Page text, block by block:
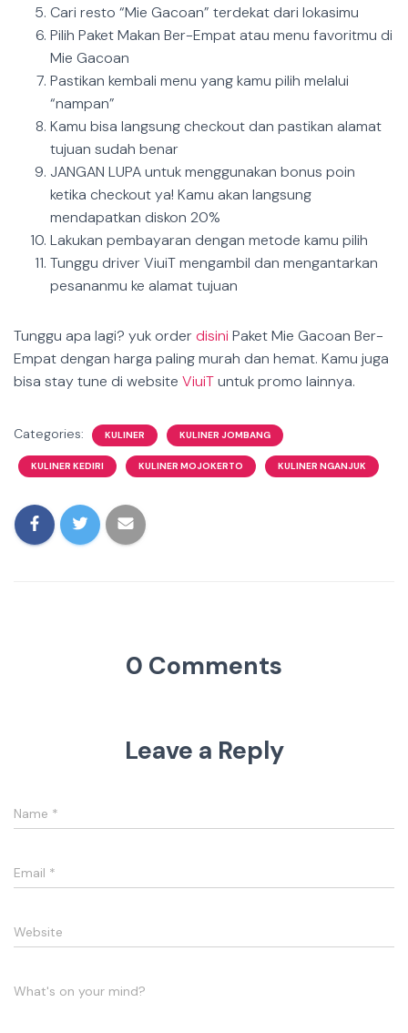
Cari resto “Mie Gacoan” terdekat dari lokasimu
Pilih Paket Makan Ber-Empat atau menu favoritmu di
Mie Gacoan
Pastikan kembali menu yang kamu pilih melalui
“nampan”
Kamu bisa langsung checkout dan pastikan alamat
tujuan sudah benar
JANGAN LUPA untuk menggunakan bonus poin
ketika checkout ya! Kamu akan langsung
mendapatkan diskon 20%
Lakukan pembayaran dengan metode kamu pilih
Tunggu driver ViuiT mengambil dan mengantarkan
pesananmu ke alamat tujuan
Tunggu apa lagi? yuk orderdisini Paket Mie Gacoan Ber-
Empat dengan harga paling murah dan hemat. Kamu juga
bisa stay tune di website ViuiTuntuk promo lainnya.
Categories: KULINER KULINER JOMBANG
KULINER KEDIRI KULINER MOJOKERTO KULINER NGANJUK
0 Comments
Leave a Reply
Name *
Email *
Website
What's on your mind?